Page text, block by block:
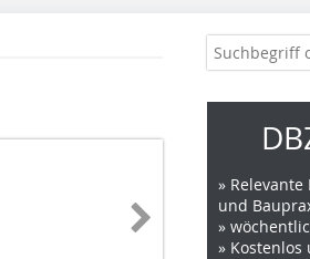
»
und
»
»